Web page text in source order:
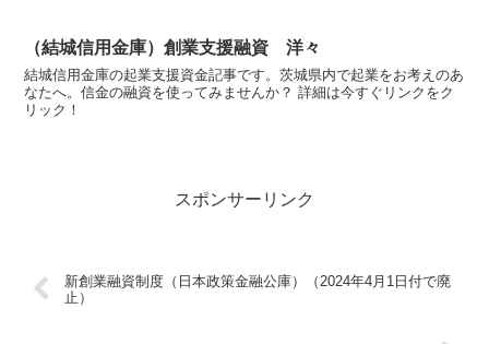
（結城信用金庫）創業支援融資 洋々
結城信用金庫の起業支援資金記事です。茨城県内で起業をお考えのあ
なたへ。信金の融資を使ってみませんか？ 詳細は今すぐリンクをク
リック！
スポンサーリンク
新創業融資制度（日本政策金融公庫）（2024年4月1日付で廃
止）